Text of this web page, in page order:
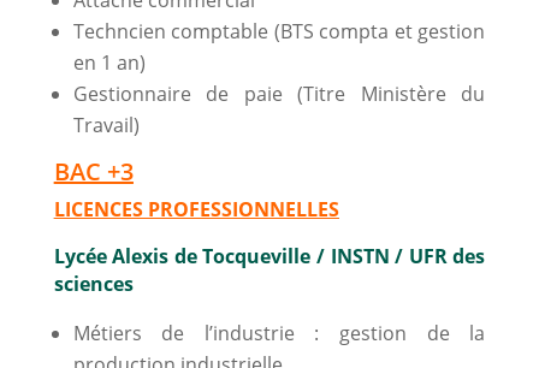
Techncien comptable (BTS compta et gestion
en 1 an)
Gestionnaire de paie (Titre Ministère du
Travail)
BAC +3
LICENCES PROFESSIONNELLES
Lycée Alexis de Tocqueville / INSTN / UFR des
sciences
Métiers de l’industrie : gestion de la